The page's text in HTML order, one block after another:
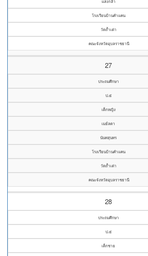
แสงกล้า
โรงเรียนบ้านคำแคน
วัดถ้ำเต่า
คณะจังหวัดอุบลราชธานี
27
ประถมศึกษา
ป.๕
เด็กหญิง
เมย์ลดา
นันทสุนทร
โรงเรียนบ้านคำแคน
วัดถ้ำเต่า
คณะจังหวัดอุบลราชธานี
28
ประถมศึกษา
ป.๕
เด็กชาย